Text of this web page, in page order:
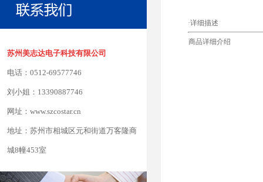
苏州美志达电子科技有限公司
电话：0512-69577746
刘小姐：13390887746
网址：www.szcostar.cn
地址：苏州市相城区元和街道万客隆商
城8幢453室
·详细描述
商品详细介绍